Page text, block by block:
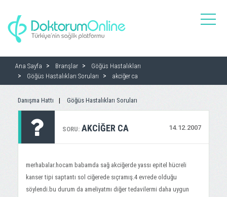
toggle
Ana Sayfa Branşlar
Göğüs Hastalıkları
Göğüs Hastalıkları Soruları
akciğer ca
Danışma Hattı Göğüs Hastalıkları Soruları
SORU: 14.12.2007
AKCIĞER CA
merhabalar.hocam babamda sağ akciğerde yassı epitel hücreli
kanser tipi saptantı sol ciğerede sıçramış.4 evrede olduğu
söylendi.bu durum da ameliyatmı diğer tedavilermi daha uygun